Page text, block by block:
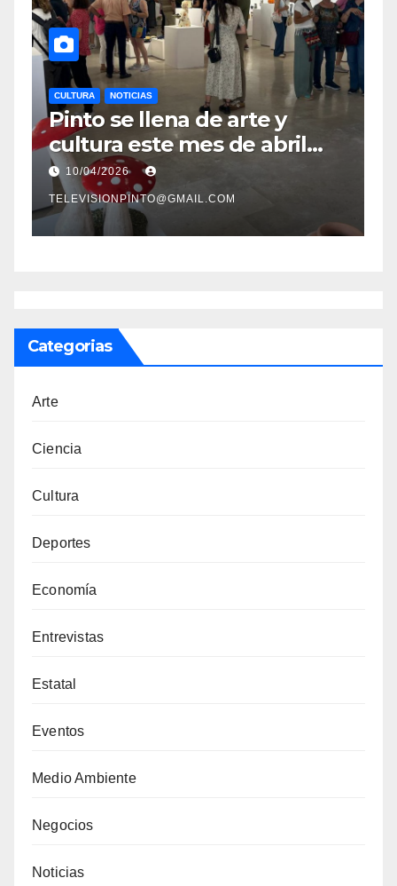
CULTURA NOTICIAS
Pinto se llena de arte y
cultura este mes de abril
con una variada
programación de
exposiciones y espectáculos
10/04/2026
TELEVISIONPINTO@GMAIL.COM
Categorias
Arte
Ciencia
Cultura
Deportes
Economía
Entrevistas
Estatal
Eventos
Medio Ambiente
Negocios
Noticias